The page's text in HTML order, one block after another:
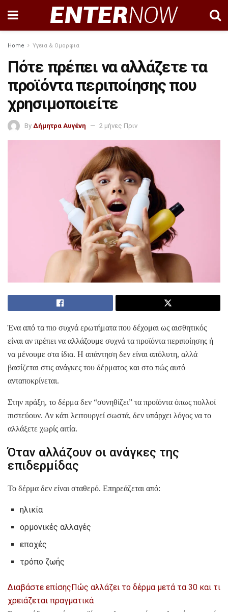
Home Υγεια & Ομορφια
Πότε πρέπει να αλλάζετε τα
προϊόντα περιποίησης που
χρησιμοποιείτε
By Δήμητρα Αυγένη 2 μήνες Πριν
Ένα από τα πιο συχνά ερωτήματα που δέχομαι ως αισθητικός
είναι αν πρέπει να αλλάζουμε συχνά τα προϊόντα περιποίησης ή
να μένουμε στα ίδια. Η απάντηση δεν είναι απόλυτη, αλλά
βασίζεται στις ανάγκες του δέρματος και στο πώς αυτό
ανταποκρίνεται.
Στην πράξη, το δέρμα δεν “συνηθίζει” τα προϊόντα όπως πολλοί
πιστεύουν. Αν κάτι λειτουργεί σωστά, δεν υπάρχει λόγος να το
αλλάξετε χωρίς αιτία.
Όταν αλλάζουν οι ανάγκες της
επιδερμίδας
Το δέρμα δεν είναι σταθερό. Επηρεάζεται από:
ηλικία
ορμονικές αλλαγές
εποχές
τρόπο ζωής
Διαβάστε επίσης Πώς αλλάζει το δέρμα μετά τα 30 και τι
χρειάζεται πραγματικά